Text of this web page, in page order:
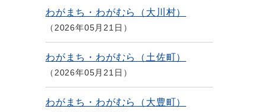
わがまち・わがむら（大川村）
2026年05月21日
わがまち・わがむら（土佐町）
2026年05月21日
わがまち・わがむら（大豊町）